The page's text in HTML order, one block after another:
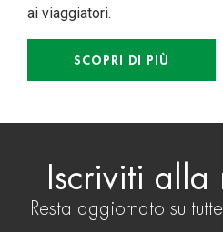
ai viaggiatori.
SCOPRI DI PIÙ
Iscriviti alla
Resta aggiornato su